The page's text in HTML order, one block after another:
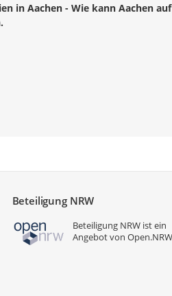
in Aachen - Wie kann Aachen
Beteiligung NRW
Beteiligung NRW ist ein
Angebot vonOpen.NRW